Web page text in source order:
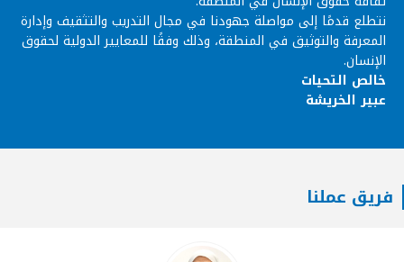
نتطلع قدمًا إلى مواصلة جهودنا في مجال التدريب والتثقيف وإدارة
المعرفة والتوثيق في المنطقة، وذلك وفقًا للمعايير الدولية لحقوق
الإنسان.
خالص التحيات
عبير الخريشة
فريق عملنا